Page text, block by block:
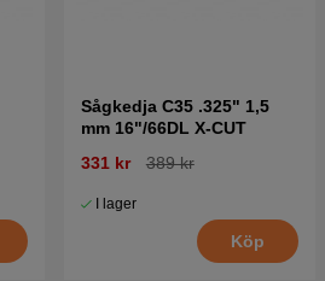
Sågkedja C35 .325" 1,5
mm 16"/66DL X-CUT
331 kr
389 kr
I lager
Köp